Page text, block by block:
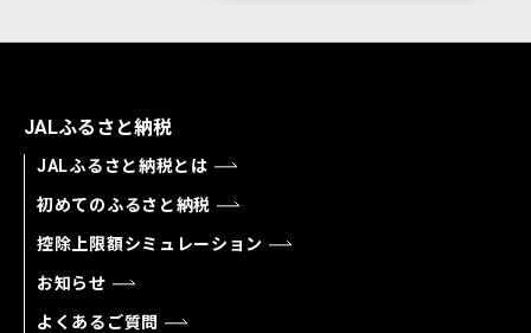
JALふるさと納税
JALふるさと納税とは
初めてのふるさと納税
控除上限額シミュレーション
お知らせ
よくあるご質問